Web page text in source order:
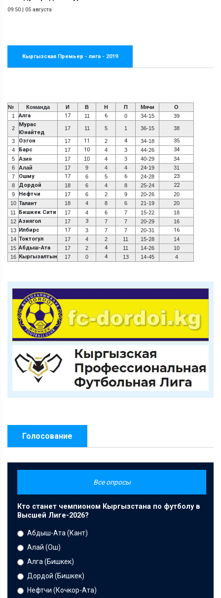
09:50 | 05 августа
Кыргызская Премьер - лига - 2019
№ Команда И В Н П Мячи
О
1
Алга 17 11 6 0 34-15 39
2
Мурас
Юнайтед
17 11 5 1 36-15 38
3 Озгон 17 11 2 4 34-18 35
4 Барс 17 10 4 3 44-26 34
5 Азия 17 10 4 3 40-29
34
6
Алай 17 9 4 4 24-19
31
7
Ошму 17 6 5 6 24-28 23
8 Дордой 18 6 4 8 25-24 22
9 Нефтчи 17 6 2 9 20-26
20
10 Талант 18 4 8 6 21-19
20
11
Бишкек Сити 17 4 6 7 15-22
18
12 Азиягол 17 3 7 7 20-29
16
13 Илбирс 17 3 7 7 20-31 16
14 Токтогул 17 4 2 11 15-28
14
15 Абдыш-Ата 17 2 4 11 14-26
10
16 Кыргызалтын 17 0 4 13 14-45 4
Голосование
Все опросы
Кто станет чемпионом Кыргызстана по футболу в
Высшей Лиге-2026?
Абдыш-Ата (Кант)
Алай (Ош)
Алга (Бишкек)
Дордой (Бишкек)
Нефтчи (Кочкор-Ата)